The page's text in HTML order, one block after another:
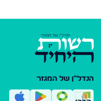
הנדל"ן של המגזר